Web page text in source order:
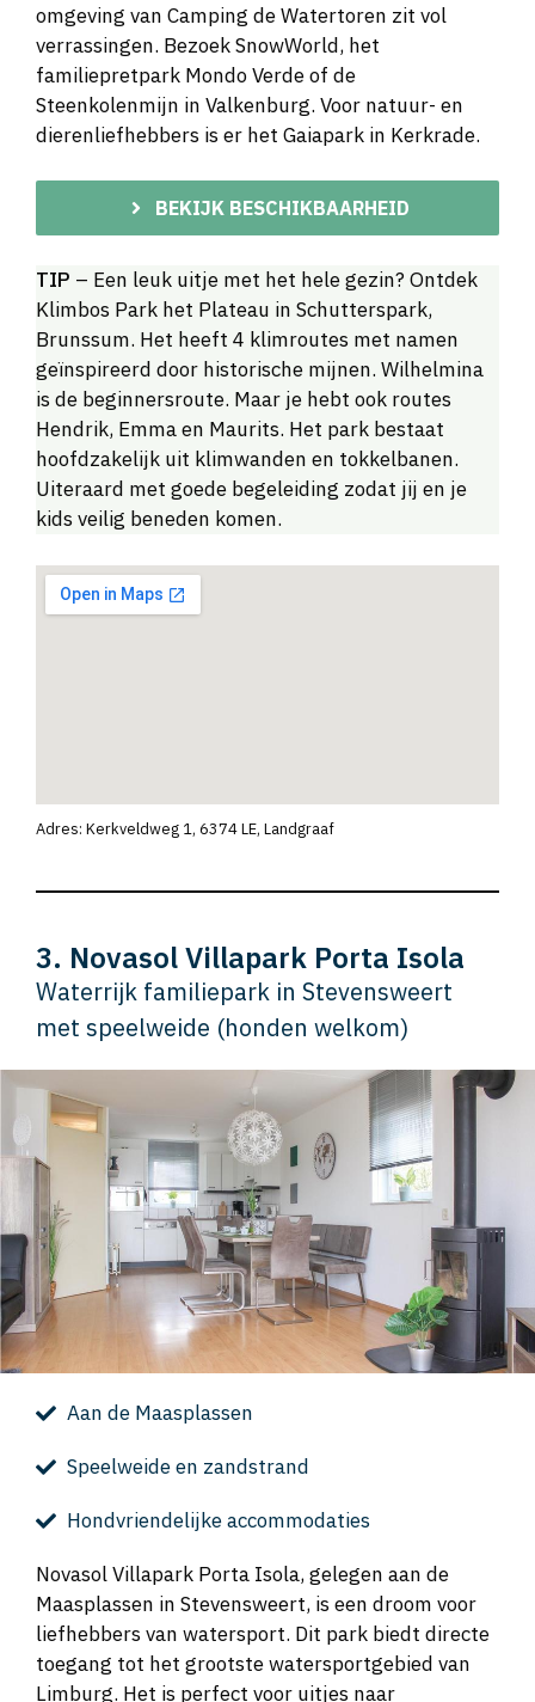
omgeving van Camping de Watertoren zit vol
verrassingen. Bezoek SnowWorld, het
familiepretpark Mondo Verde of de
Steenkolenmijn in Valkenburg. Voor natuur- en
dierenliefhebbers is er het Gaiapark in Kerkrade.
BEKIJK BESCHIKBAARHEID
TIP – Een leuk uitje met het hele gezin? Ontdek
Klimbos Park het Plateau in Schutterspark,
Brunssum. Het heeft 4 klimroutes met namen
geïnspireerd door historische mijnen. Wilhelmina
is de beginnersroute. Maar je hebt ook routes
Hendrik, Emma en Maurits. Het park bestaat
hoofdzakelijk uit klimwanden en tokkelbanen.
Uiteraard met goede begeleiding zodat jij en je
kids veilig beneden komen.
Adres: Kerkveldweg 1, 6374 LE, Landgraaf
3. Novasol Villapark Porta Isola
Waterrijk familiepark in Stevensweert
met speelweide (honden welkom)
Aan de Maasplassen
Speelweide en zandstrand
Hondvriendelijke accommodaties
Novasol Villapark Porta Isola, gelegen aan de
Maasplassen in Stevensweert, is een droom voor
liefhebbers van watersport. Dit park biedt directe
toegang tot het grootste watersportgebied van
Limburg. Het is perfect voor uitjes naar